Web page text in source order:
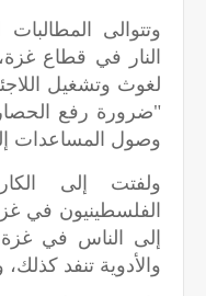
وتتوالى
النار في قطاع
لغوث وتشغيل
"ضرورة رفع
وصول المساعدات
ولفتت إلى
الفلسطينيون في
إلى الناس في غزة،
والأدوية تنفد